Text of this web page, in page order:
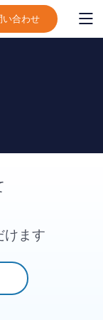
い合わせ
けます